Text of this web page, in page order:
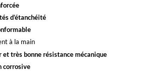
d’étanchéité
à la main
et très bonne résistance mécanique
corrosive